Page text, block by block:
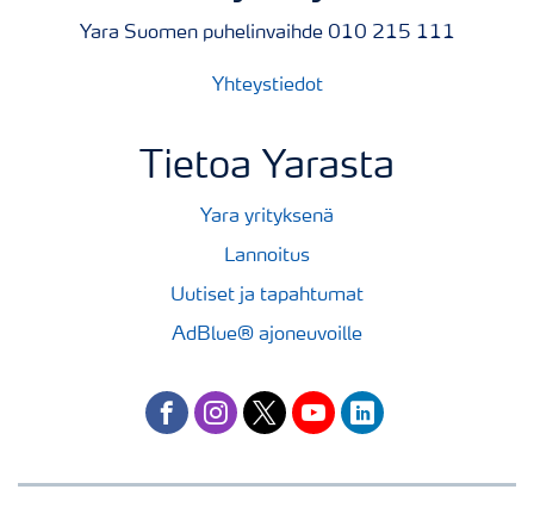
Yara Suomen puhelinvaihde 010 215 111
Yhteystiedot
Tietoa Yarasta
Yara yrityksenä
Lannoitus
Uutiset ja tapahtumat
AdBlue® ajoneuvoille
facebookinstagram
twitteryoutubelinkedin